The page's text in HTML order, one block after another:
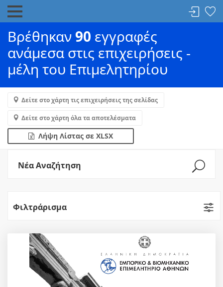
Βρέθηκαν 90 εγγραφές
ανάμεσα στις επιχειρήσεις -
μέλη του Επιμελητηρίου
Δείτε στο χάρτη τις επιχειρήσεις της σελίδας
Δείτε στο χάρτη όλα τα αποτελέσματα
Λήψη Λίστας σε XLSX
Νέα Αναζήτηση
Φιλτράρισμα